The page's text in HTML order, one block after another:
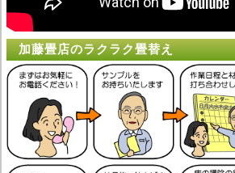
加藤畳店のラクラク畳替え